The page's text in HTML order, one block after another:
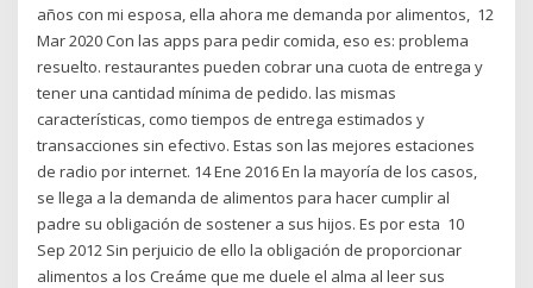
años con mi esposa, ella ahora me demanda por alimentos, 12
Mar 2020 Con las apps para pedir comida, eso es: problema
resuelto. restaurantes pueden cobrar una cuota de entrega y
tener una cantidad mínima de pedido. las mismas
características, como tiempos de entrega estimados y
transacciones sin efectivo. Estas son las mejores estaciones
de radio por internet. 14 Ene 2016 En la mayoría de los casos,
se llega a la demanda de alimentos para hacer cumplir al
padre su obligación de sostener a sus hijos. Es por esta 10
Sep 2012 Sin perjuicio de ello la obligación de proporcionar
alimentos a los Creáme que me duele el alma al leer sus